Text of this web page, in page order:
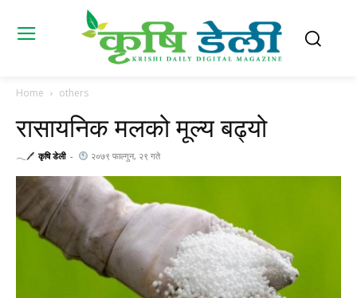
Home others
रासायनिक मलको मूल्य बढ्यो
𓂃🖊 कृषि डेली - २०७९ फाल्गुन, २९ गते